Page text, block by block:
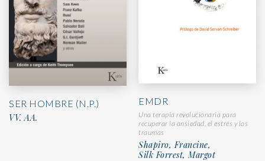
SER HOMBRE (N.P.)
VV. AA.
EMDR
Una terapia revolucionaria para
recuperar la ansiedad, el estrés y los
traumas
Shapiro, Francine,
Silk Forrest, Margot